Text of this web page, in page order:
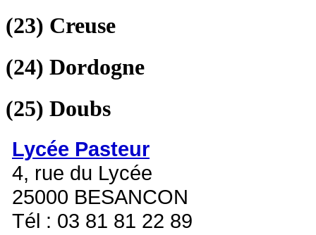
(23) Creuse
(24) Dordogne
(25) Doubs
Lycée Pasteur
4, rue du Lycée
25000 BESANCON
Tél : 03 81 81 22 89